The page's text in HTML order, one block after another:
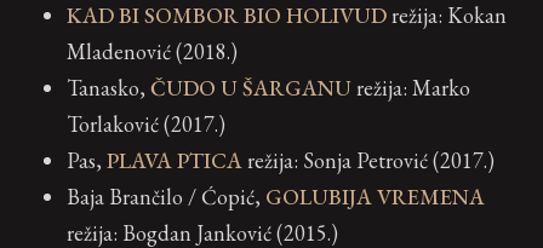
KAD BI SOMBOR BIO HOLIVUDrežija: Kokan
Mladenović (2018.)
Tanasko, ČUDO U ŠARGANUrežija: Marko
Torlaković (2017.)
Pas, PLAVA PTICArežija: Sonja Petrović (2017.)
Baja Brančilo / Ćopić, GOLUBIJA VREMENA
režija: Bogdan Janković (2015.)